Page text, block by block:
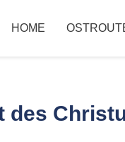
HOME
des